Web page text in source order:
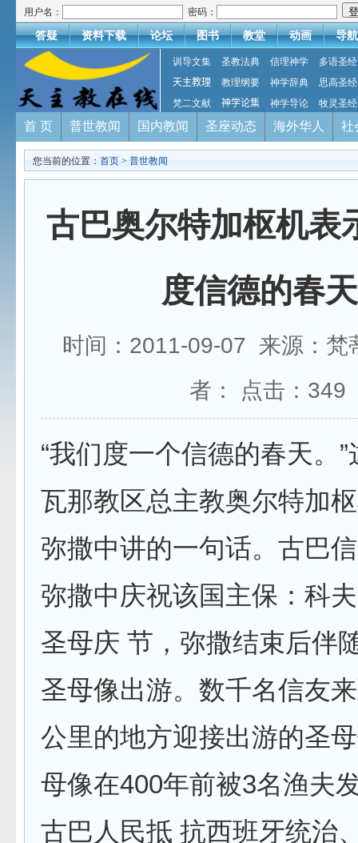
用户名： 密码：
答疑 资料下载 论坛 图书 教堂 动画 导航
训导文集 圣教法典 信理神学
多语圣经
天主教理
教理纲要 神学辞典
思高圣经
梵二文献
神学论集 神学导论 牧灵圣经
首 页 普世教闻 国内教闻 圣座动态 海外华人 社
您当前的位置： 首页 > 普世教闻
古巴奥尔特加枢机表
度信德的春
时间：2011-09-07 来源：
者： 点击： 349
“我们度一个信德的春天。
瓦那教区总主教奥尔特加
弥撒中讲的一句话。古巴
弥撒中庆祝该国主保：科
圣母庆 节，弥撒结束后伴
圣母像出游。数千名信友
公里的地方迎接出游的圣
母像在400年前被3名渔夫
古巴人民抵 抗西班牙统治